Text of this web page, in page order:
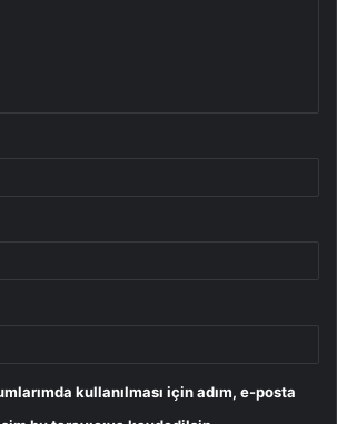
kullanılması için adım, e-posta